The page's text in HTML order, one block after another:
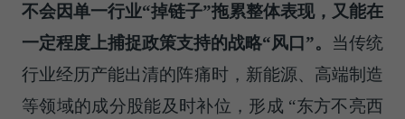
不会因单一行业“掉链子”拖累整体表现，又能在
一定程度上捕捉政策支持的战略“风口”。 当传统
行业经历产能出清的阵痛时，新能源、高端制造
等领域的成分股能及时补位，形成 “东方不亮西